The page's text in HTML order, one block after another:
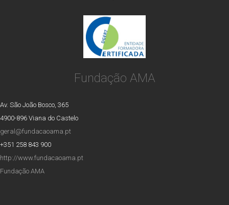
Fundação AMA
Av. São João Bosco, 365
4900-896 Viana do Castelo
geral@fundacaoama.pt
+351 258 843 900
http://www.fundacaoama.pt
Fundação AMA